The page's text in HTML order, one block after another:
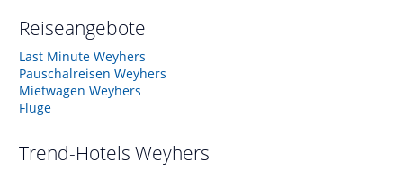
Reiseangebote
Last Minute Weyhers
Pauschalreisen Weyhers
Mietwagen Weyhers
Flüge
Trend-Hotels Weyhers